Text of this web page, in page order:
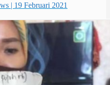
| 19 Februari 2021